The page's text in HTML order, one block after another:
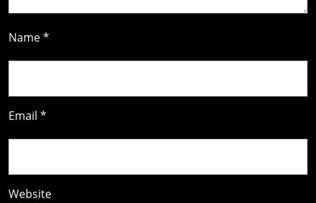
Name*
Email *
Website